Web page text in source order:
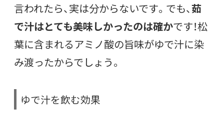
言われたら、実は分からないです。でも、茹
で汁はとても美味しかったのは確かです！松
葉に含まれるアミノ酸の旨味がゆで汁に染
み渡ったからでしょう。
ゆで汁を飲む効果